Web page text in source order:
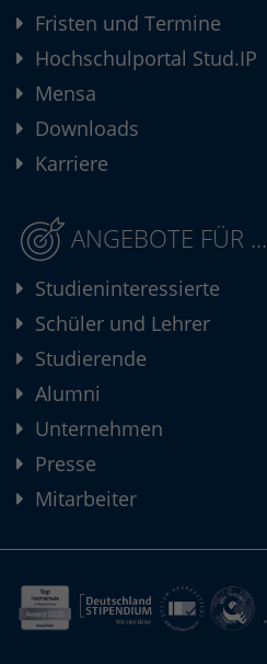
Fristen und Termine
Hochschulportal Stud.IP
Mensa
Downloads
Karriere
ANGEBOTE FÜR ...
Studieninteressierte
Schüler und Lehrer
Studierende
Alumni
Unternehmen
Presse
Mitarbeiter